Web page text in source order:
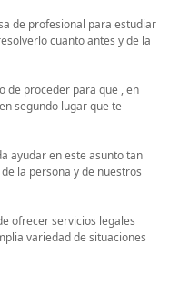
de profesional para estudiar
cuanto antes y de la
de proceder para que , en
segundo lugar que te
ayudar en este asunto tan
la persona y de nuestros
ofrecer servicios legales
variedad de situaciones